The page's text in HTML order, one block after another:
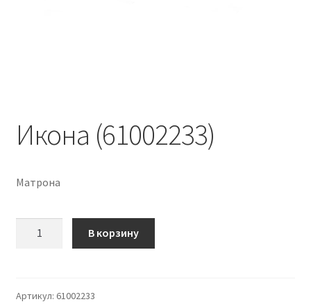
Икона (61002233)
Матрона
В корзину
Артикул: 61002233